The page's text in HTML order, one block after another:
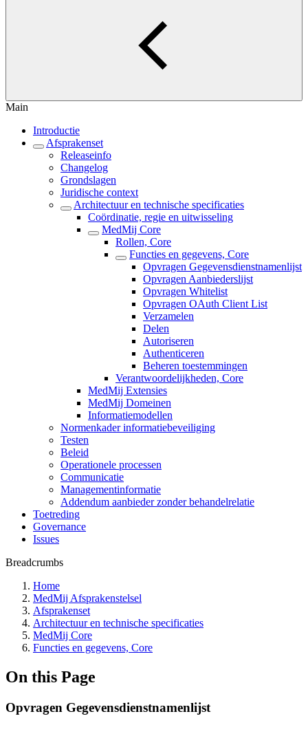
Main
Introductie
Afsprakenset
Releaseinfo
Changelog
Grondslagen
Juridische context
Architectuur en technische specificaties
Coördinatie, regie en uitwisseling
MedMij Core
Rollen, Core
Functies en gegevens, Core
Opvragen Gegevensdienstnamenlijst
Opvragen Aanbiederslijst
Opvragen Whitelist
Opvragen OAuth Client List
Verzamelen
Delen
Autoriseren
Authenticeren
Beheren toestemmingen
Verantwoordelijkheden, Core
MedMij Extensies
MedMij Domeinen
Informatiemodellen
Normenkader informatiebeveiliging
Testen
Beleid
Operationele processen
Communicatie
Managementinformatie
Addendum aanbieder zonder behandelrelatie
Toetreding
Governance
Issues
Breadcrumbs
Home
MedMij Afsprakenstelsel
Afsprakenset
Architectuur en technische specificaties
MedMij Core
Functies en gegevens, Core
On this Page
Opvragen Gegevensdienstnamenlijst